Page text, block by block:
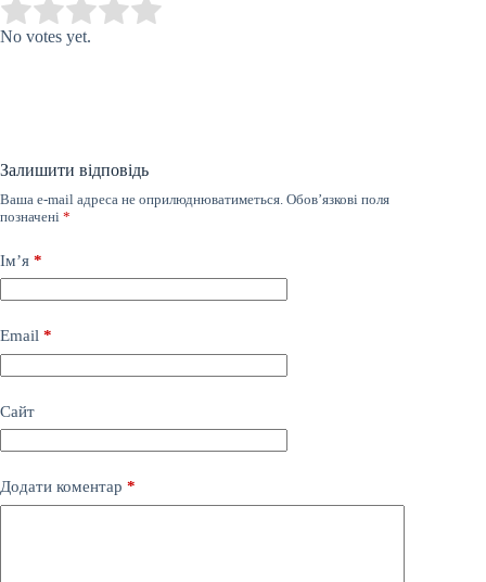
Rate this item:
No votes yet.
Залишити відповідь
Ваша e-mail адреса не оприлюднюватиметься. Обов’язкові поля
позначені *
Ім’я *
Email *
Сайт
Додати коментар *